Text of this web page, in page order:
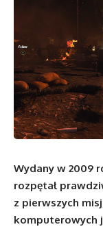
Wydany w 2009
rozpętał
z pierwszych
komputerowych